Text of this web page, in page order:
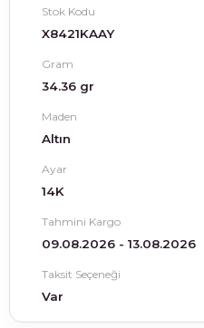
Stok Kodu
X8421KAAY
Gram
34.36 gr
Maden
Altın
Ayar
14K
Tahmini Kargo
09.08.2026 - 13.08.2026
Taksit Seçeneği
Var